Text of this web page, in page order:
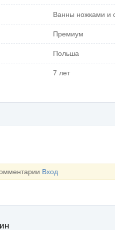
Ванны ножками и
Премиум
Польша
7 лет
Вход